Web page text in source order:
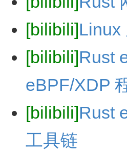
[bilibili]Linux
[bilibili]Rust
eBPF/XDP
[bilibili]Rust
工具链